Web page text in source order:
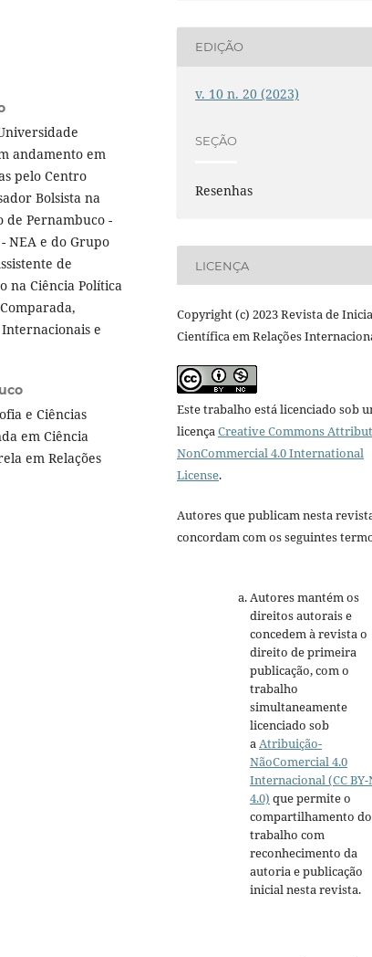
andamento em
pelo Centro
Bolsista na
de Pernambuco -
NEA e do Grupo
de
na Ciência Política
e
e Ciências
em Ciência
em Relações
EDIÇÃO
v. 10 n. 20 (2023)
SEÇÃO
Resenhas
LICENÇA
Copyright (c) 2023 Revista de
Científica em Relações
Este trabalho está licenciado sob
licençaCreative Commons
NonCommercial 4.0 International
License.
Autores que publicam nesta
concordam com os seguintes
Autores mantém os
direitos autorais e
concedem à revista o
direito de primeira
publicação, com o
trabalho
simultaneamente
licenciado sob
aAtribuição-
NãoComercial 4.0
Internacional (CC BY-
4.0) que permite o
compartilhamento do
trabalho com
reconhecimento da
autoria e publicação
inicial nesta revista.